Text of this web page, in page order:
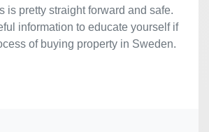
is pretty straight forward and safe.
information to educate yourself if
of buying property in Sweden.